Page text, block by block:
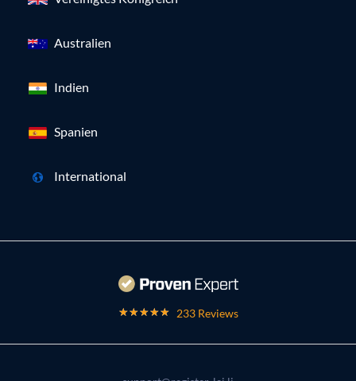
Australien
Indien
Spanien
International
233 Reviews